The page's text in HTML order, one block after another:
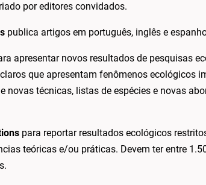
por editores convidados.
publica artigos em português, inglês e
apresentar novos resultados de pesquisas
que apresentam fenômenos ecológicos
novas técnicas, listas de espécies e novas
para reportar resultados ecológicos
teóricas e/ou práticas. Devem ter entre